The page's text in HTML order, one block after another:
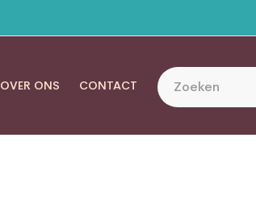
OVER ONS CONTACT